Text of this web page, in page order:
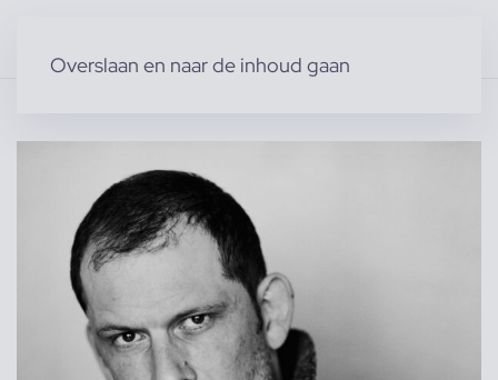
Overslaan en naar de inhoud gaan